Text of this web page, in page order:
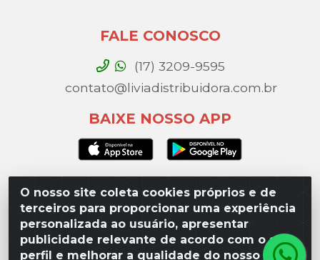
O nosso site coleta cookies próprios e de
terceiros para proporcionar uma experiência
personalizada ao usuário, apresentar
publicidade relevante de acordo com o seu
perfil e melhorar a qualidade do nosso site.
FALE CONOSCO
(17) 3209-9595
contato@liviadistribuidora.com.br
BAIXE NOSSO APP
Lívia Distribuidora - Av. Percy Gandini, 329 – Vila
Toninho, São José do Rio Preto / SP - CEP 15077-
000 - CNPJ 49.975.923/0003-10